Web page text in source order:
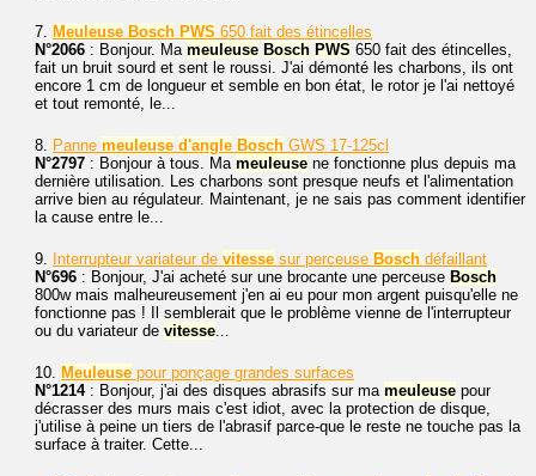
7. Meuleuse Bosch PWS 650 fait des étincelles
N°2066 : Bonjour. Ma meuleuse Bosch PWS 650 fait des étincelles,
fait un bruit sourd et sent le roussi. J'ai démonté les charbons, ils ont
encore 1 cm de longueur et semble en bon état, le rotor je l'ai nettoyé
et tout remonté, le...
8. Panne meuleuse d'angle Bosch GWS 17-125cl
N°2797 : Bonjour à tous. Ma meuleuse ne fonctionne plus depuis ma
dernière utilisation. Les charbons sont presque neufs et l'alimentation
arrive bien au régulateur. Maintenant, je ne sais pas comment identifier
la cause entre le...
9. Interrupteur variateur de vitesse sur perceuse Bosch défaillant
N°696 : Bonjour, J'ai acheté sur une brocante une perceuse Bosch
800w mais malheureusement j'en ai eu pour mon argent puisqu'elle ne
fonctionne pas ! Il semblerait que le problème vienne de l'interrupteur
ou du variateur de vitesse...
10. Meuleuse pour ponçage grandes surfaces
N°1214: Bonjour, j'ai des disques abrasifs sur ma meuleuse pour
décrasser des murs mais c'est idiot, avec la protection de disque,
j'utilise à peine un tiers de l'abrasif parce-que le reste ne touche pas la
surface à traiter. Cette...